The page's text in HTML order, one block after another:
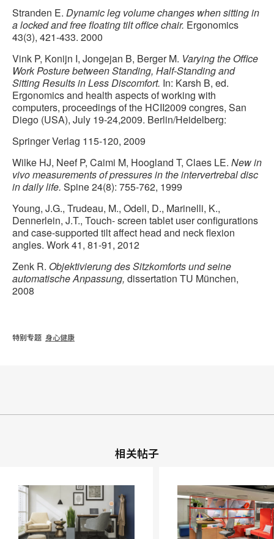
Stranden E. Dynamic leg volume changes when sitting in
a locked and free floating tilt office chair. Ergonomics
43(3), 421-433. 2000
Vink P, Konijn I, Jongejan B, Berger M. Varying the Office
Work Posture between Standing, Half-Standing and
Sitting Results in Less Discomfort. In: Karsh B, ed.
Ergonomics and health aspects of working with
computers, proceedings of the HCII2009 congres, San
Diego (USA), July 19-24,2009. Berlin/Heidelberg:
Springer Verlag 115-120, 2009
Wilke HJ, Neef P, Caimi M, Hoogland T, Claes LE. New in
vivo measurements of pressures in the intervertrebal disc
in daily life. Spine 24(8): 755-762, 1999
Young, J.G., Trudeau, M., Odell, D., Marinelli, K.,
Dennerlein, J.T., Touch- screen tablet user configurations
and case-supported tilt affect head and neck flexion
angles. Work 41, 81-91, 2012
Zenk R. Objektivierung des Sitzkomforts und seine
automatische Anpassung, dissertation TU München,
2008
特别专题 身心健康
相关帖子